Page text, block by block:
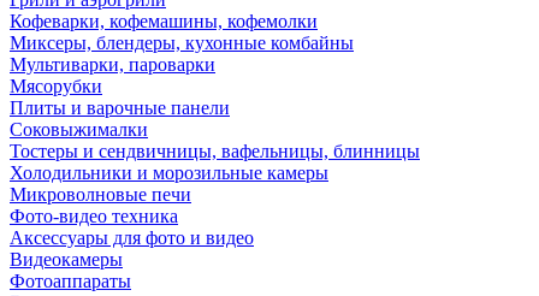
Кофеварки, кофемашины, кофемолки
Миксеры, блендеры, кухонные комбайны
Мультиварки, пароварки
Мясорубки
Плиты и варочные панели
Соковыжималки
Тостеры и сендвичницы, вафельницы, блинницы
Холодильники и морозильные камеры
Микроволновые печи
Фото-видео техника
Аксессуары для фото и видео
Видеокамеры
Фотоаппараты